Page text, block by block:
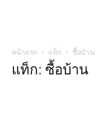
หน้าแรก แท็ก ซื้อบ้าน
แท็ก: ซื้อบ้าน